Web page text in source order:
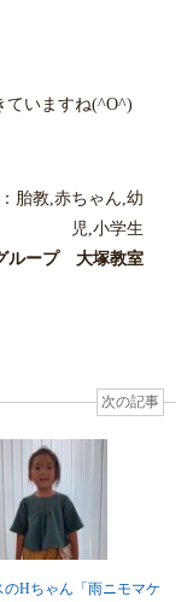
ていますね(^O^)
胎教,赤ちゃん,幼
児,小学生
ループ 大塚教室
次の記事
のHちゃん「雨ニモマケ